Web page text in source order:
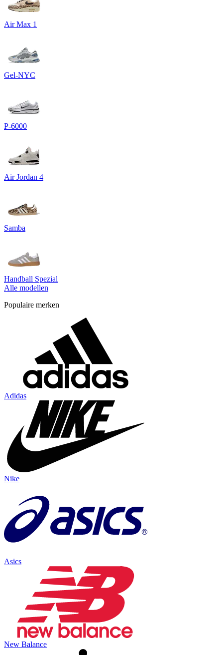
Air Max 1
Gel-NYC
P-6000
Air Jordan 4
Samba
Handball Spezial
Alle modellen
Populaire merken
Adidas
Nike
Asics
New Balance